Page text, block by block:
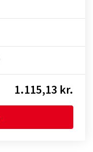
1.115,13 kr.